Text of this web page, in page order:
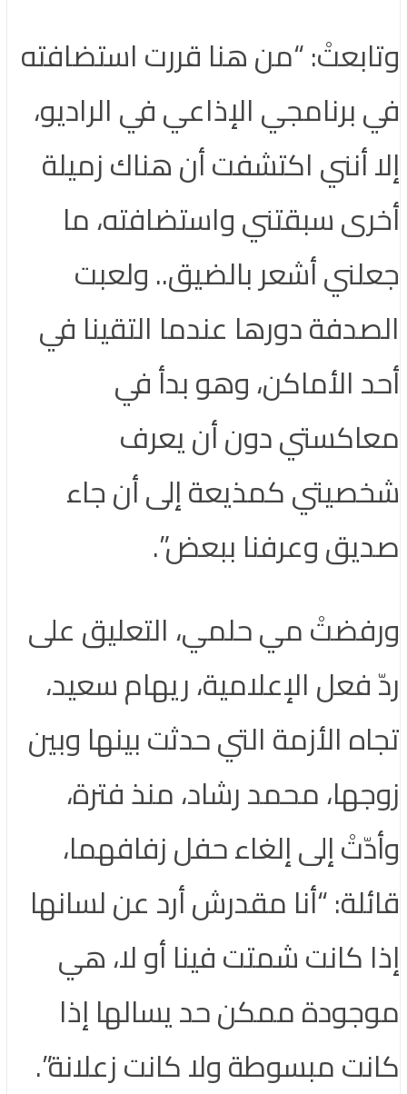
وتابعتْ: “من هنا قررت استضافته
في برنامجي الإذاعي في الراديو،
إلا أنني اكتشفت أن هناك زميلة
أخرى سبقتني واستضافته، ما
جعلني أشعر بالضيق.. ولعبت
الصدفة دورها عندما التقينا في
أحد الأماكن، وهو بدأ في
معاكستي دون أن يعرف
شخصيتي كمذيعة إلى أن جاء
صديق وعرفنا ببعض”.
ورفضتْ مي حلمي، التعليق على
ردّ فعل الإعلامية، ريهام سعيد،
تجاه الأزمة التي حدثت بينها وبين
زوجها، محمد رشاد، منذ فترة،
وأدّتْ إلى إلغاء حفل زفافهما،
قائلة: “أنا مقدرش أرد عن لسانها
إذا كانت شمتت فينا أو لا، هي
موجودة ممكن حد يسالها إذا
كانت مبسوطة ولا كانت زعلانة”.